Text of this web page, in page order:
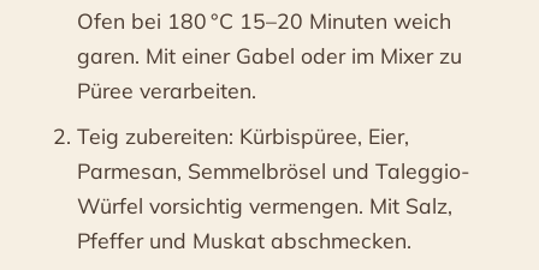
Ofen bei 180 °C 15–20 Minuten weich
garen. Mit einer Gabel oder im Mixer zu
Püree verarbeiten.
Teig zubereiten: Kürbispüree, Eier,
Parmesan, Semmelbrösel und Taleggio-
Würfel vorsichtig vermengen. Mit Salz,
Pfeffer und Muskat abschmecken.